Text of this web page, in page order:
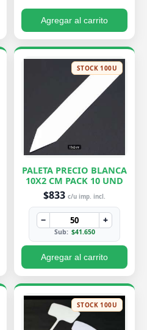
Agregar al carrito
STOCK 100U
PALETA PRECIO BLANCA
10X2 CM PACK 10 UND
$833 c/u imp. incl.
− +
Sub: $41.650
Agregar al carrito
STOCK 100U